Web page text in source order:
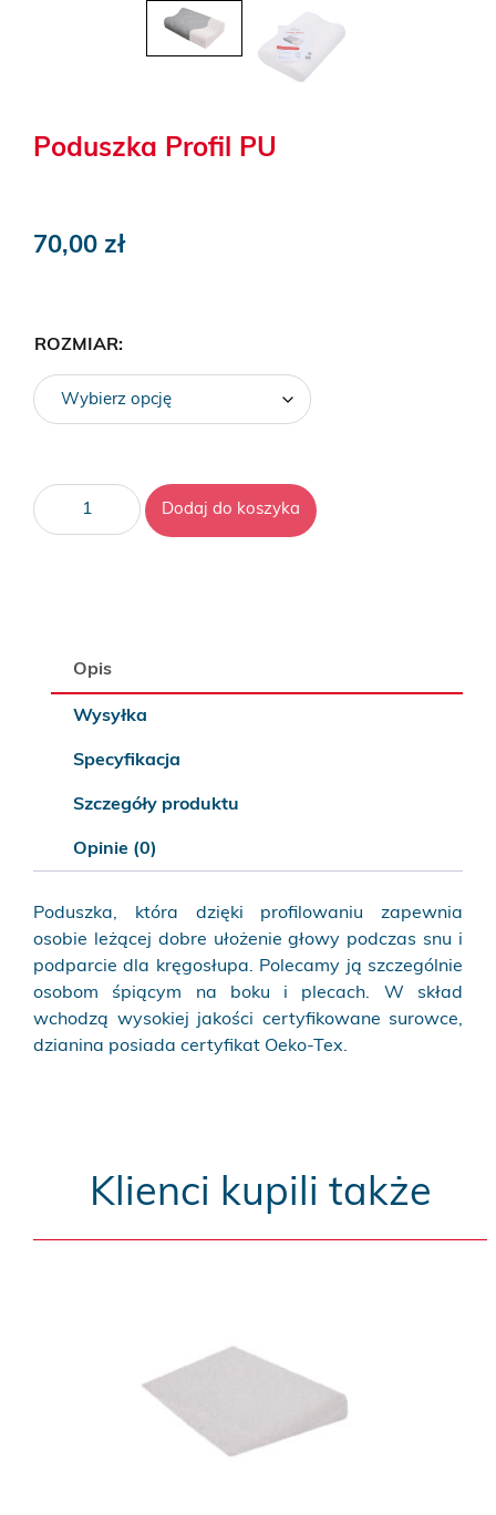
Poduszka Profil PU
70,00 zł
ROZMIAR:
ilość
Poduszka
Dodaj do koszyka
Opis
Wysyłka
Specyfikacja
Szczegóły produktu
Opinie (0)
Poduszka, która dzięki profilowaniu zapewnia
osobie leżącej dobre ułożenie głowy podczas snu i
podparcie dla kręgosłupa. Polecamy ją szczególnie
osobom śpiącym na boku i plecach. W skład
wchodzą wysokiej jakości certyfikowane surowce,
dzianina posiada certyfikat Oeko-Tex.
Klienci kupili także